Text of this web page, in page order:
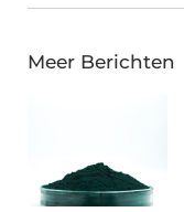
Meer Berichten